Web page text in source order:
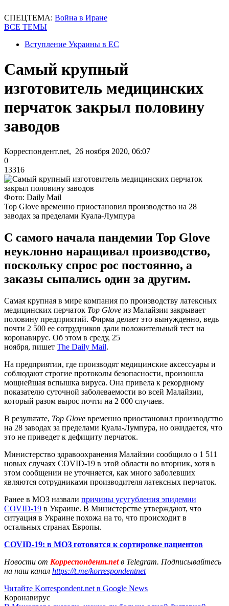
СПЕЦТЕМА: Война в Иране
ВСЕ ТЕМЫ
Вступление Украины в ЕС
Самый крупный
изготовитель медицинских
перчаток закрыл половину
заводов
Корреспондент.net, 26 ноября 2020, 06:07
0
13316
Фото: Daily Mail
Top Glove временно приостановил производство на 28
заводах за пределами Куала-Лумпура
С самого начала пандемии Top Glove
неуклонно наращивал производство,
поскольку спрос рос постоянно, а
заказы сыпались один за другим.
Самая крупная в мире компания по производству латексных
медицинских перчаток Top Glove из Малайзии закрывает
половину предприятий. Фирма делает это вынужденно, ведь
почти 2 500 ее сотрудников дали положительный тест на
коронавирус. Об этом в среду, 25
ноября, пишет The Daily Mail.
На предприятии, где производят медицинские аксессуары и
соблюдают строгие протоколы безопасности, произошла
мощнейшая вспышка вируса. Она привела к рекордному
показателю суточной заболеваемости во всей Малайзии,
который разом вырос почти на 2 000 случаев.
В результате, Top Glove временно приостановил производство
на 28 заводах за пределами Куала-Лумпура, но ожидается, что
это не приведет к дефициту перчаток.
Министерство здравоохранения Малайзии сообщило о 1 511
новых случаях COVID-19 в этой области во вторник, хотя в
этом сообщении не уточняется, как много заболевших
являются сотрудниками производителя латексных перчаток.
Ранее в МОЗ назвали причины усугубления эпидемии
COVID-19 в Украине. В Министерстве утверждают, что
ситуация в Украине похожа на то, что происходит в
остальных странах Европы.
COVID-19: в МОЗ готовятся к сортировке пациентов
Новости от Корреспондент.netв Telegram. Подписывайтесь
на наш канал https://t.me/korrespondentnet
Читайте Korrespondent.net в Google News
Коронавирус